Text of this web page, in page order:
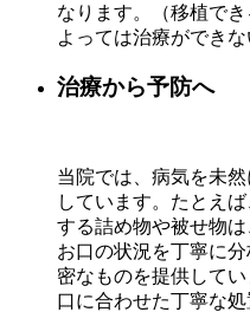
なります。（移植で
よっては治療ができ
治療から予防へ
当院では、病気を未
しています。たとえ
する詰め物や被せ物は
お口の状況を丁寧に
密なものを提供して
口に合わせた丁寧な